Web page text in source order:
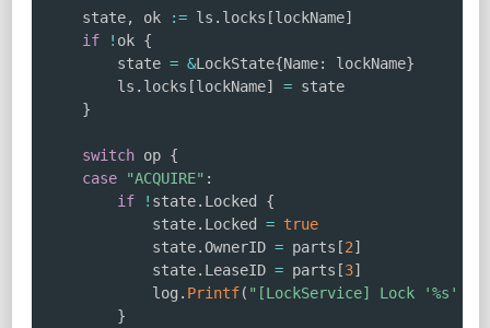
	state
, ok := ls . locks [lockName]
if
! ok {
		state
= &LockState{Name: lockName}
		ls
. locks [lockName] = state
}
switch op {
case
"ACQUIRE" :
if
! state. Locked {
			state
. Locked = true
			state
.OwnerID = parts [2]
			state
. LeaseID = parts [3]
			log
. Printf( "[LockService] Lock '%s'
}